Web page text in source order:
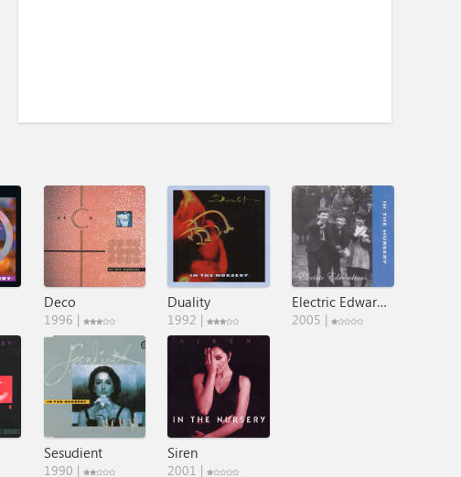
Deco
1996 |
Duality
1992 |
Electric Edwardians
2005 |
Sesudient
1990 |
Siren
2001 |